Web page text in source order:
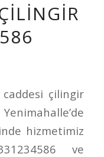
caddesi çilingir
hizmetimiz
ve